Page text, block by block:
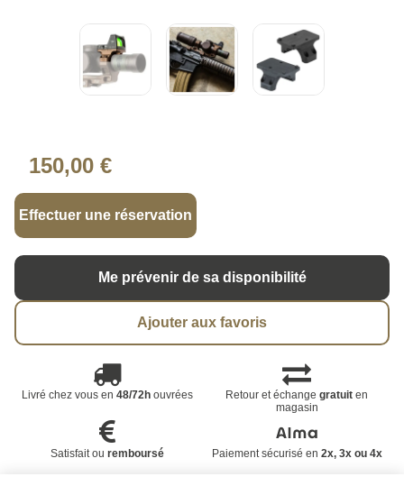
150,00 €
Effectuer une réservation
Me prévenir de sa disponibilité
Ajouter aux favoris
Livré chez vous en 48/72houvrées Retour et échangegratuit en
magasin
Satisfait ou remboursé Paiement sécurisé en 2x, 3x ou 4x